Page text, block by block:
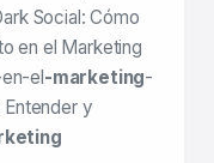
Social: Cómo
en el Marketing
el-marketing-
y